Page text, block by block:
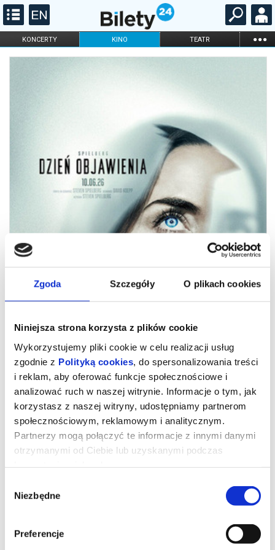
Zgoda Szczegóły O plikach cookies
Niniejsza strona korzysta z plików cookie
Wykorzystujemy pliki cookie w celu realizacji usług
zgodnie z Polityką cookies , do spersonalizowania treści
i reklam, aby oferować funkcje społecznościowe i
analizować ruch w naszej witrynie. Informacje o tym, jak
korzystasz z naszej witryny, udostępniamy partnerom
społecznościowym, reklamowym i analitycznym.
Partnerzy mogą połączyć te informacje z innymi danymi
otrzymanymi od Ciebie lub uzyskanymi podczas
zgody
Niezbędne
Preferencje
KONCERTY KINO TEATR ...
FILHARMONIA OPERA I BALET
Dzień objawienia
Gdybyś dowiedział się, że nie jesteśmy sami, gdyby ktoś ci to
pokazał i udowodnił, bałbyś się? Prezenterka pogody (Emily Blunt)
języku. Zaczynają się spekulacje o kontakcie z istotami
pozaziemskimi.
Analityk ds. cyberbezpieczeństwa Daniel (Josh O'Connor)